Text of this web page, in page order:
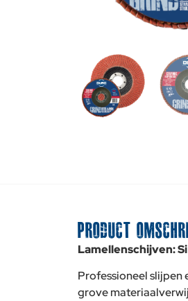
PRODUCT
Lamellenschijven:
Professioneel slijpen
grove